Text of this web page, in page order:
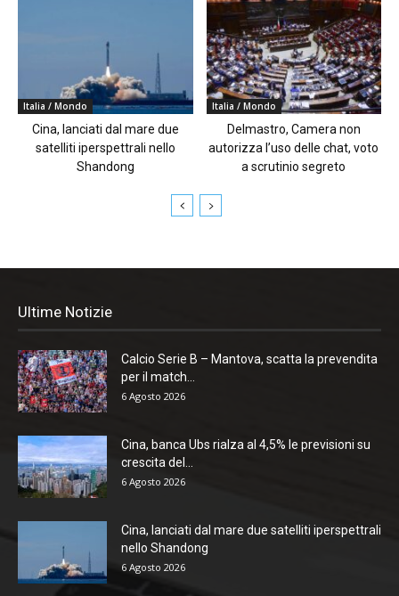
Italia / Mondo
Cina, lanciati dal mare due
satelliti iperspettrali nello
Shandong
Italia / Mondo
Delmastro, Camera non
autorizza l’uso delle chat, voto
a scrutinio segreto
Ultime Notizie
Calcio Serie B – Mantova, scatta la prevendita
per il match...
6 Agosto 2026
Cina, banca Ubs rialza al 4,5% le previsioni su
crescita del...
6 Agosto 2026
Cina, lanciati dal mare due satelliti iperspettrali
nello Shandong
6 Agosto 2026